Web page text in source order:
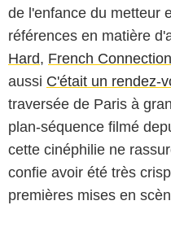
de l'enfance du metteur
références en matière
Hard, French Connection
aussi C'était un rendez-
traversée de Paris à
plan-séquence filmé
cette cinéphilie ne
confie avoir été très
premières mises en